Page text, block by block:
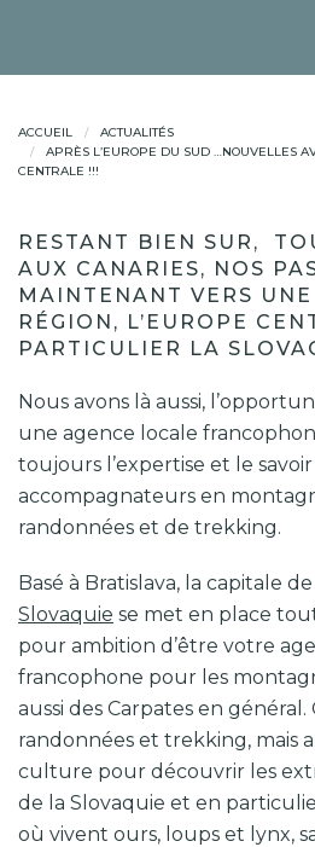
ACCUEIL
ACTUALITÉS
APRÈS L’EUROPE DU SUD …NOUVELLES
CENTRALE !!!
RESTANT BIEN SUR,
AUX CANARIES, NOS
MAINTENANT VERS
RÉGION, L’EUROPE
PARTICULIER LA
Nous avons là aussi,
une agence locale
toujours l’expertise et le
accompagnateurs en
randonnées et de trekking.
Basé à Bratislava, la capitale
Slovaquie se met en place
pour ambition d’être votre
francophone pour les
aussi des Carpates en général.
randonnées et trekking, mais
culture pour découvrir les
de la Slovaquie et en
où vivent ours, loups et lynx,